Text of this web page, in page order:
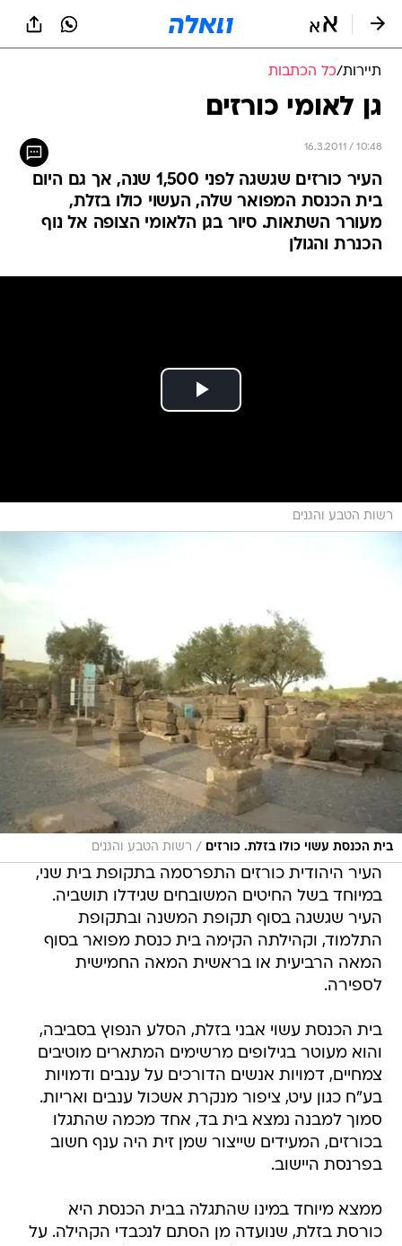
תיירות/כל הכתבות
גן לאומי כורזים
16.3.2011 / 10:48
העיר כורזים שגשגה לפני 1,500 שנה, אך גם היום
בית הכנסת המפואר שלה, העשוי כולו בזלת,
מעורר השתאות. סיור בגן הלאומי הצופה אל נוף
הכנרת והגולן
רשות הטבע והגנים
בית הכנסת עשוי כולו בזלת. כורזים / רשות הטבע והגנים
העיר היהודית כורזים התפרסמה בתקופת בית שני,
במיוחד בשל החיטים המשובחים שגידלו תושביה.
העיר שגשגה בסוף תקופת המשנה ובתקופת
התלמוד, וקהילתה הקימה בית כנסת מפואר בסוף
המאה הרביעית או בראשית המאה החמישית
לספירה.
בית הכנסת עשוי אבני בזלת, הסלע הנפוץ בסביבה,
והוא מעוטר בגילופים מרשימים המתארים מוטיבים
צמחיים, דמויות אנשים הדורכים על ענבים ודמויות
בע"ח כגון עיט, ציפור מנקרת אשכול ענבים ואריות.
סמוך למבנה נמצא בית בד, אחד מכמה שהתגלו
בכורזים, המעידים שייצור שמן זית היה ענף חשוב
בפרנסת היישוב.
ממצא מיוחד במינו שהתגלה בבית הכנסת היא
כורסת בזלת, שנועדה מן הסתם לנכבדי הקהילה. על